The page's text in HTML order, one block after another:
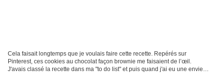
Cela faisait longtemps que je voulais faire cette recette. Repérés sur
Pinterest, ces cookies au chocolat façon brownie me faisaient de l’œil.
J'avais classé la recette dans ma "to do list" et puis quand j'ai eu une envie